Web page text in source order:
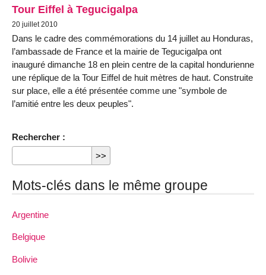
Tour Eiffel à Tegucigalpa
20 juillet 2010
Dans le cadre des commémorations du 14 juillet au Honduras,
l’ambassade de France et la mairie de Tegucigalpa ont
inauguré dimanche 18 en plein centre de la capital hondurienne
une réplique de la Tour Eiffel de huit mètres de haut. Construite
sur place, elle a été présentée comme une "symbole de
l’amitié entre les deux peuples".
Rechercher :
Mots-clés dans le même groupe
Argentine
Belgique
Bolivie